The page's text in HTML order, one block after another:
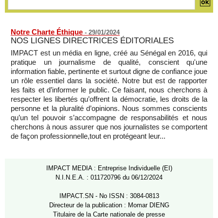
Notre Charte Éthique - 29/01/2024
NOS LIGNES DIRECTRICES ÉDITORIALES
IMPACT est un média en ligne, créé au Sénégal en 2016, qui
pratique un journalisme de qualité, conscient qu'une
information fiable, pertinente et surtout digne de confiance joue
un rôle essentiel dans la société. Notre but est de rapporter
les faits et d’informer le public. Ce faisant, nous cherchons à
respecter les libertés qu’offrent la démocratie, les droits de la
personne et la pluralité d’opinions. Nous sommes conscients
qu’un tel pouvoir s’accompagne de responsabilités et nous
cherchons à nous assurer que nos journalistes se comportent
de façon professionnelle,tout en protégeant leur...
IMPACT MEDIA : Entreprise Individuelle (EI)
N.I.N.E.A. : 011720796 du 06/12/2024
IMPACT.SN - No ISSN : 3084-0813
Directeur de la publication : Momar DIENG
Titulaire de la Carte nationale de presse